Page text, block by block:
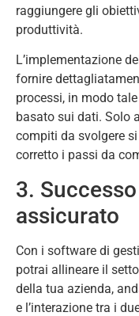
raggiungere gli
produttività.
L’implementazione
fornire
processi, in modo
basato sui dati. Solo
compiti da svolgere
corretto i passi da
3.
assicurato
Con i software di
potrai allineare il
della tua azienda,
e l’interazione tra i